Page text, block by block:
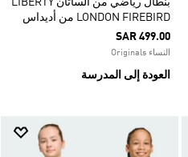
بنطال رياضي من الساتان LIBERTY
LONDON FIREBIRD من أديداس
SAR 499.00
النساء Originals
العودة إلى المدرسة